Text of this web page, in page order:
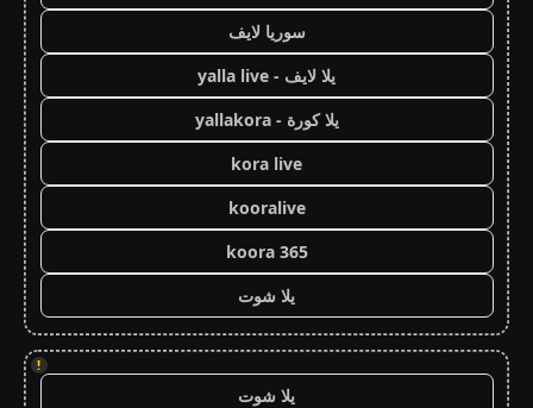
سوريا لايف
يلا لايف - yalla live
يلا كورة - yallakora
kora live
kooralive
koora 365
يلا شوت
!
يلا شوت